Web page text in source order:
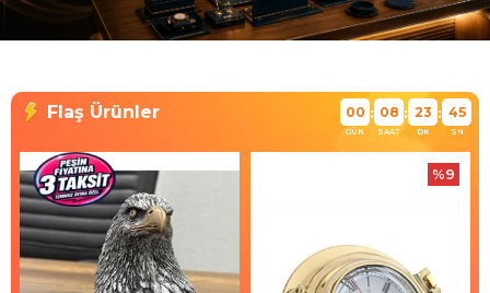
%9
00
GÜN
: 08
SAAT
: 23
DK
: 44
SN